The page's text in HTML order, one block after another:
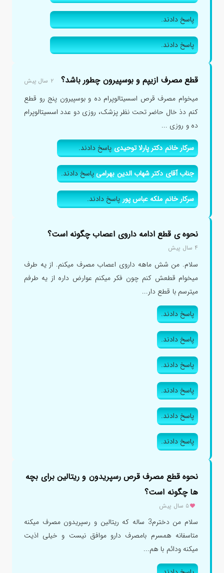
پاسخ دادند.
پاسخ دادند.
قطع مصرف ازیپم و بوسپیرون چطور باشد؟ ۲ سال پیش
میخوام مصرف قرص اسسیتالوپرام ده و بوسپیرون پنج رو قطع
کنم دذ خال حاضر تحت نظر پزشک، روزی دو عدد اسسیتالوپرام
ده و روزی ...
سرکار خانم دکتر پارلا توحیدیپاسخ دادند.
جناب آقای دکتر شهاب الدین بهرامیپاسخ دادند.
سرکار خانم ملکه عباس پورپاسخ دادند.
نحوه ی قطع ادامه داروی اعصاب چگونه است؟
۴ سال پیش
سلام. من شش ماهه داروی اعصاب مصرف میکنم. از یه طرف
میخوام قطعش کنم چون فکر میکنم عوارض داره از یه طرفم
میترسم با قطع دار...
پاسخ دادند.
پاسخ دادند.
پاسخ دادند.
پاسخ دادند.
پاسخ دادند.
پاسخ دادند.
نحوه قطع مصرف قرص رسپریدون و ریتالین برای بچه
ها چگونه است؟
۵ سال پیش
سلام من دخترم3 ساله که ریتالین و رسپریدون مصرف میکنه
متاسفانه همسرم بامصرف دارو موافق نیست و خیلی اذیت
میکنه ودائم با هم...